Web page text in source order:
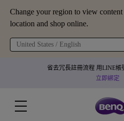
Change your region to view
location and shop online.
United States / English
省去冗長註冊流程 用LINE帳
立即綁定